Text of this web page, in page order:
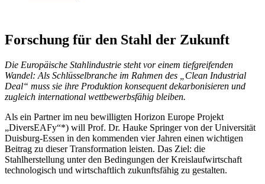
Forschung für den Stahl der Zukunft
Die Europäische Stahlindustrie steht vor einem tiefgreifenden
Wandel: Als Schlüsselbranche im Rahmen des „Clean Industrial
Deal“ muss sie ihre Produktion konsequent dekarbonisieren und
zugleich international wettbewerbsfähig bleiben.
Als ein Partner im neu bewilligten Horizon Europe Projekt
„DiversEAFy“*) will Prof. Dr. Hauke Springer von der Universität
Duisburg-Essen in den kommenden vier Jahren einen wichtigen
Beitrag zu dieser Transformation leisten. Das Ziel: die
Stahlherstellung unter den Bedingungen der Kreislaufwirtschaft
technologisch und wirtschaftlich zukunftsfähig zu gestalten.